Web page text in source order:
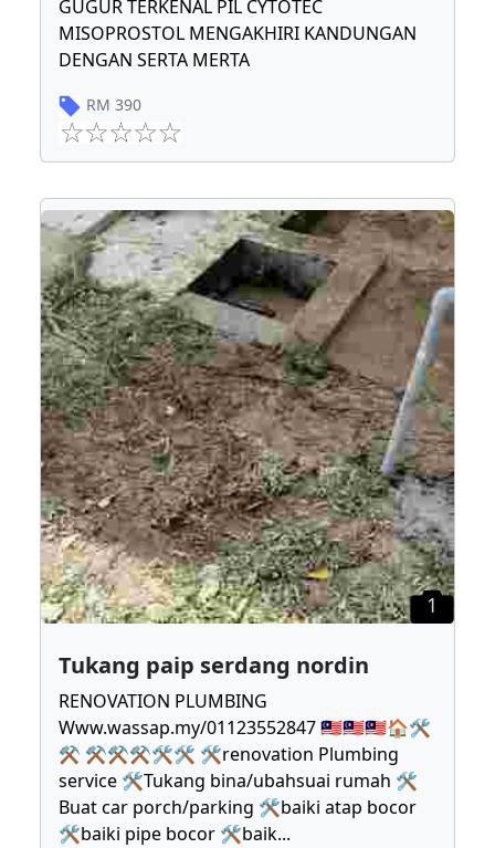
GUGUR TERKENAL PIL CYTOTEC
MISOPROSTOL MENGAKHIRI KANDUNGAN
DENGAN SERTA MERTA
RM 390
1
Tukang paip serdang nordin
RENOVATION PLUMBING
Www.wassap.my/01123552847 🇲🇾🇲🇾🇲🇾🏠🛠
⚒ ⚒⚒⚒🛠🛠 🛠renovation Plumbing
service 🛠Tukang bina/ubahsuai rumah 🛠
Buat car porch/parking 🛠baiki atap bocor
🛠baiki pipe bocor 🛠baik...